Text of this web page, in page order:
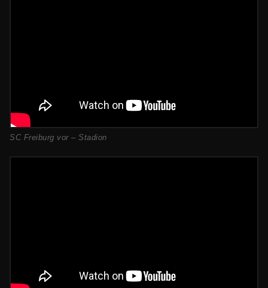
SC Freiburg vor – Stadion